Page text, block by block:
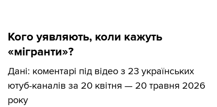
Кого уявляють, коли кажуть
«мігранти»?
Дані: коментарі під відео з 23 українських
ютуб-каналів за 20 квітня — 20 травня 2026
року